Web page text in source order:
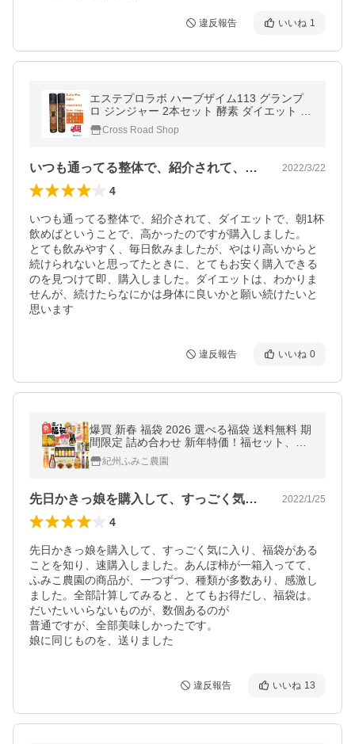
違反報告 いいね 1
エステプロラボ ハーブザイム113 グランプ
ロ ジンジャー 2本セット 酵素 ダイエット 送
料無料Cross Road Shop
いつも通ってる整体で、紹介されて、ダイ… 2022/3/22
4
いつも通ってる整体で、紹介されて、ダイエットで、朝1杯
飲めばということで、高かったのですが購入しました。
とても飲みやすく、毎日飲みましたが、やはり高いからと
続けられないと思ってたときに、とてもお安く購入できる
のを見つけて即、購入しました。ダイエットは、わかりま
せんが、続けたらなにかは身体に良いかと願い続けたいと
思います
違反報告 いいね 0
爆買 新春 福袋 2026 選べる福袋 送料無料 期
間限定 詰め合わせ 新年特価！福セット、寿
セットからお選びください。たっぷり9品！
しかも梅昆布茶プレゼント！
紀州ふみこ農園
先日かきっ娘を購入して、すっごく気に入… 2022/1/25
4
先日かきっ娘を購入して、すっごく気に入り、福袋がある
ことを知り、速購入しました。あんぽ柿が一箱入ってて、
ふみこ農園の商品が、一つずつ、種類が多数あり、感激し
ました。全部計算してみると、とてもお得だし、福袋は。
だいたいいらないものが、数個あるのが
普通ですが、全部美味しかったです。
娘に同じものを、送りました
違反報告 いいね 13